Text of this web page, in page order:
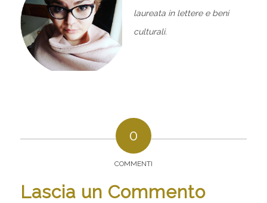
laureata in lettere e beni
culturali.
0
COMMENTI
Lascia un Commento